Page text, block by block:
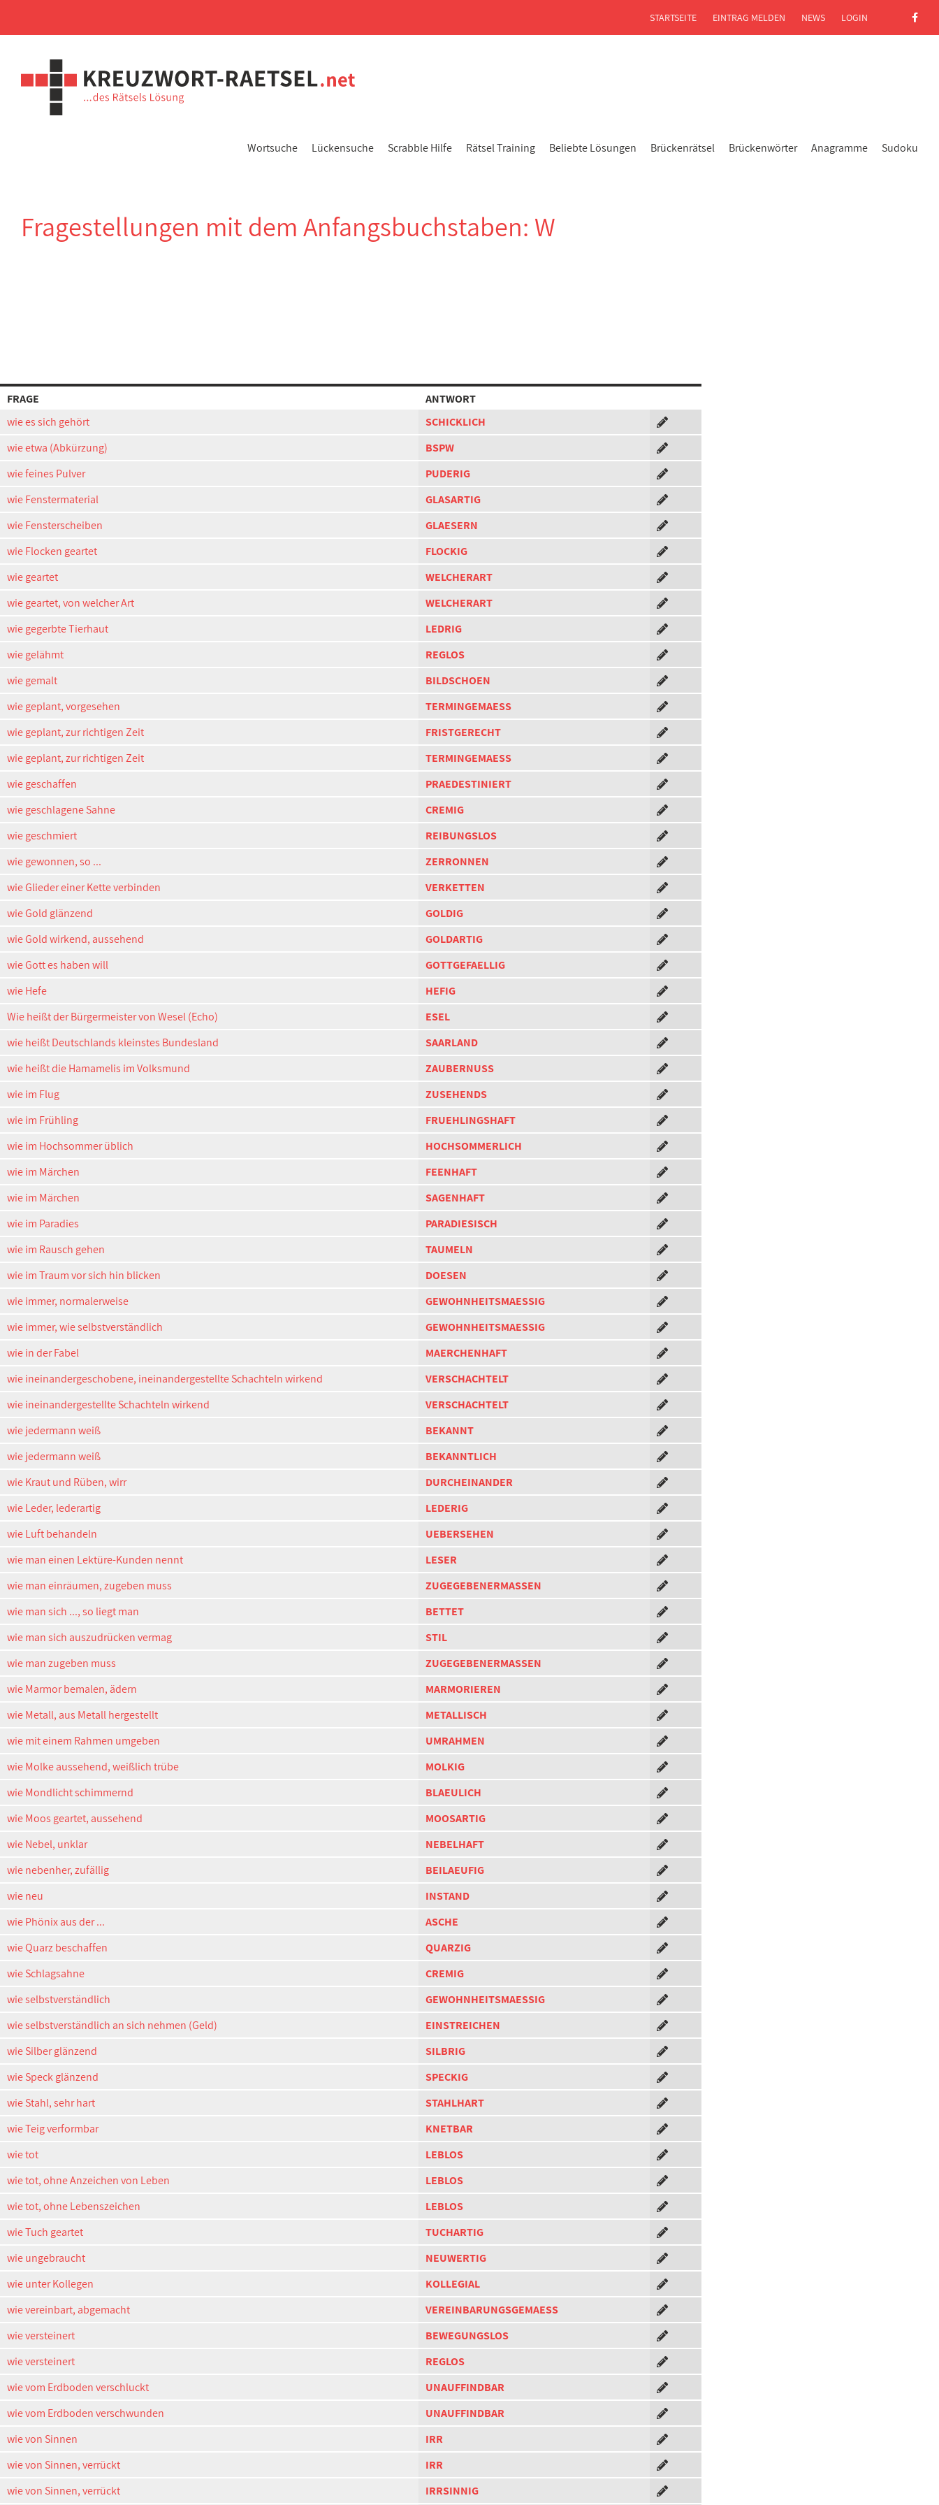
Wortsuche Lückensuche Scrabble Hilfe Rätsel Training Beliebte Lösungen Brückenrätsel Brückenwörter Anagramme Sudoku
STARTSEITE EINTRAG MELDEN NEWS LOGIN
Fragestellungen mit dem Anfangsbuchstaben: W
FRAGE
ANTWORT
wie es sich gehört
SCHICKLICH
wie etwa (Abkürzung)
BSPW
wie feines Pulver
PUDERIG
wie Fenstermaterial
GLASARTIG
wie Fensterscheiben
GLAESERN
wie Flocken geartet
FLOCKIG
wie geartet
WELCHERART
wie geartet, von welcher Art
WELCHERART
wie gegerbte Tierhaut
LEDRIG
wie gelähmt
REGLOS
wie gemalt
BILDSCHOEN
wie geplant, vorgesehen
TERMINGEMAESS
wie geplant, zur richtigen Zeit
FRISTGERECHT
wie geplant, zur richtigen Zeit
TERMINGEMAESS
wie geschaffen
PRAEDESTINIERT
wie geschlagene Sahne
CREMIG
wie geschmiert
REIBUNGSLOS
wie gewonnen, so ...
ZERRONNEN
wie Glieder einer Kette verbinden
VERKETTEN
wie Gold glänzend
GOLDIG
wie Gold wirkend, aussehend
GOLDARTIG
wie Gott es haben will
GOTTGEFAELLIG
wie Hefe
HEFIG
Wie heißt der Bürgermeister von Wesel (Echo)
ESEL
wie heißt Deutschlands kleinstes Bundesland
SAARLAND
wie heißt die Hamamelis im Volksmund
ZAUBERNUSS
wie im Flug
ZUSEHENDS
wie im Frühling
FRUEHLINGSHAFT
wie im Hochsommer üblich
HOCHSOMMERLICH
wie im Märchen
FEENHAFT
wie im Märchen
SAGENHAFT
wie im Paradies
PARADIESISCH
wie im Rausch gehen
TAUMELN
wie im Traum vor sich hin blicken
DOESEN
wie immer, normalerweise
GEWOHNHEITSMAESSIG
wie immer, wie selbstverständlich
GEWOHNHEITSMAESSIG
wie in der Fabel
MAERCHENHAFT
wie ineinandergeschobene, ineinandergestellte Schachteln wirkend
VERSCHACHTELT
wie ineinandergestellte Schachteln wirkend
VERSCHACHTELT
wie jedermann weiß
BEKANNT
wie jedermann weiß
BEKANNTLICH
wie Kraut und Rüben, wirr
DURCHEINANDER
wie Leder, lederartig
LEDERIG
wie Luft behandeln
UEBERSEHEN
wie man einen Lektüre-Kunden nennt
LESER
wie man einräumen, zugeben muss
ZUGEGEBENERMASSEN
wie man sich ..., so liegt man
BETTET
wie man sich auszudrücken vermag
STIL
wie man zugeben muss
ZUGEGEBENERMASSEN
wie Marmor bemalen, ädern
MARMORIEREN
wie Metall, aus Metall hergestellt
METALLISCH
wie mit einem Rahmen umgeben
UMRAHMEN
wie Molke aussehend, weißlich trübe
MOLKIG
wie Mondlicht schimmernd
BLAEULICH
wie Moos geartet, aussehend
MOOSARTIG
wie Nebel, unklar
NEBELHAFT
wie nebenher, zufällig
BEILAEUFIG
wie neu
INSTAND
wie Phönix aus der ...
ASCHE
wie Quarz beschaffen
QUARZIG
wie Schlagsahne
CREMIG
wie selbstverständlich
GEWOHNHEITSMAESSIG
wie selbstverständlich an sich nehmen (Geld)
EINSTREICHEN
wie Silber glänzend
SILBRIG
wie Speck glänzend
SPECKIG
wie Stahl, sehr hart
STAHLHART
wie Teig verformbar
KNETBAR
wie tot
LEBLOS
wie tot, ohne Anzeichen von Leben
LEBLOS
wie tot, ohne Lebenszeichen
LEBLOS
wie Tuch geartet
TUCHARTIG
wie ungebraucht
NEUWERTIG
wie unter Kollegen
KOLLEGIAL
wie vereinbart, abgemacht
VEREINBARUNGSGEMAESS
wie versteinert
BEWEGUNGSLOS
wie versteinert
REGLOS
wie vom Erdboden verschluckt
UNAUFFINDBAR
wie vom Erdboden verschwunden
UNAUFFINDBAR
wie von Sinnen
IRR
wie von Sinnen, verrückt
IRR
wie von Sinnen, verrückt
IRRSINNIG